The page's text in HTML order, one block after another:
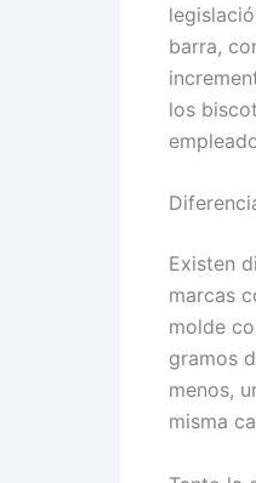
barra,
los
Existen
marcas
molde
gramos
menos,
misma